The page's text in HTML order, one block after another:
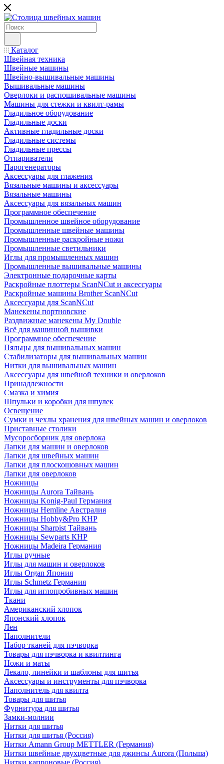
Каталог
Швейная техника
Швейные машины
Швейно-вышивальные машины
Вышивальные машины
Оверлоки и распошивальные машины
Машины для стежки и квилт-рамы
Гладильное оборудование
Гладильные доски
Активные гладильные доски
Гладильные системы
Гладильные прессы
Отпариватели
Парогенераторы
Аксессуары для глажения
Вязальные машины и аксессуары
Вязальные машины
Аксессуары для вязальных машин
Программное обеспечение
Промышленное швейное оборудование
Промышленные швейные машины
Промышленные раскройные ножи
Промышленные светильники
Иглы для промышленных машин
Промышленные вышивальные машины
Электронные подарочные карты
Раскройные плоттеры ScanNCut и аксессуары
Раскройные машины Brother ScanNCut
Аксессуары для ScanNCut
Манекены портновские
Раздвижные манекены My Double
Всё для машинной вышивки
Программное обеспечение
Пяльцы для вышивальных машин
Стабилизаторы для вышивальных машин
Нитки для вышивальных машин
Аксессуары для швейной техники и оверлоков
Принадлежности
Смазка и химия
Шпульки и коробки для шпулек
Освещение
Сумки и чехлы хранения для швейных машин и оверлоков
Приставные столики
Мусоросборник для оверлока
Лапки для машин и оверлоков
Лапки для швейных машин
Лапки для плоскошовных машин
Лапки для оверлоков
Ножницы
Ножницы Aurora Тайвань
Ножницы Konig-Paul Германия
Ножницы Hemline Австралия
Ножницы Hobby&Pro КНР
Ножницы Sharpist Тайвань
Ножницы Sewparts КНР
Ножницы Madeira Германия
Иглы ручные
Иглы для машин и оверлоков
Иглы Organ Япония
Иглы Schmetz Германия
Иглы для иглопробивных машин
Ткани
Американский хлопок
Японский хлопок
Лен
Наполнители
Набор тканей для пэчворка
Товары для пэчворка и квилтинга
Ножи и маты
Лекало, линейки и шаблоны для шитья
Аксессуары и инструменты для пэчворка
Наполнитель для квилта
Товары для шитья
Фурнитура для шитья
Замки-молнии
Нитки для шитья
Нитки для шитья (Россия)
Нитки Amann Group METTLER (Германия)
Нитки швейные двухцветные для джинсы Aurora (Польша)
Нитки капроновые (Россия)